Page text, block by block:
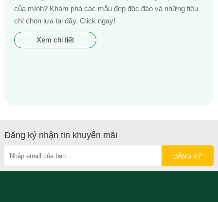
của mình? Khám phá các mẫu đẹp độc đáo và những tiêu
chí chọn lựa tại đây. Click ngay!
Xem chi tiết
Đăng ký nhận tin khuyến mãi